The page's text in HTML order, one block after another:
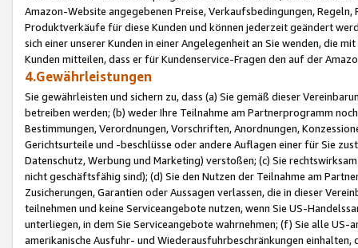
Amazon-Website angegebenen Preise, Verkaufsbedingungen,
Produktverkäufe für diese Kunden und können jederzeit geändert
sich einer unserer Kunden in einer Angelegenheit an Sie wenden, die
Kunden mitteilen, dass er für Kundenservice-Fragen den auf der
4.Gewährleistungen
Sie gewährleisten und sichern zu, dass (a) Sie gemäß dieser
betreiben werden; (b) weder Ihre Teilnahme am Partnerprogramm
Bestimmungen, Verordnungen, Vorschriften, Anordnungen,
Gerichtsurteile und -beschlüsse oder andere Auflagen einer für Sie
Datenschutz, Werbung und Marketing) verstoßen; (c) Sie
nicht geschäftsfähig sind); (d) Sie den Nutzen der Teilnahme am
Zusicherungen, Garantien oder Aussagen verlassen, die in dieser
teilnehmen und keine Serviceangebote nutzen, wenn Sie US-
unterliegen, in dem Sie Serviceangebote wahrnehmen; (f) Sie alle
amerikanische Ausfuhr- und Wiederausfuhrbeschränkungen